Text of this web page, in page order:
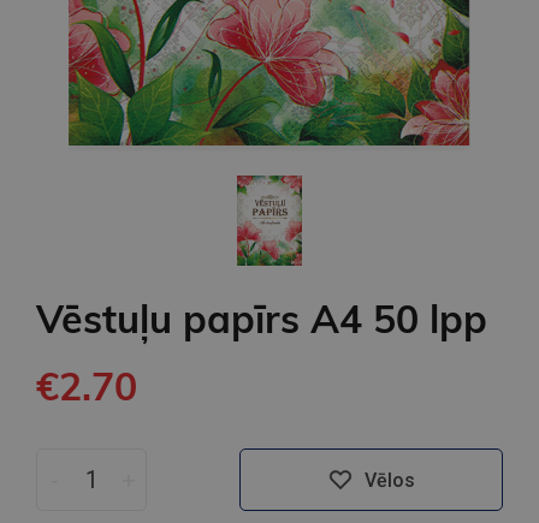
Vēstuļu papīrs A4 50 lpp
€2.70
Vēlos